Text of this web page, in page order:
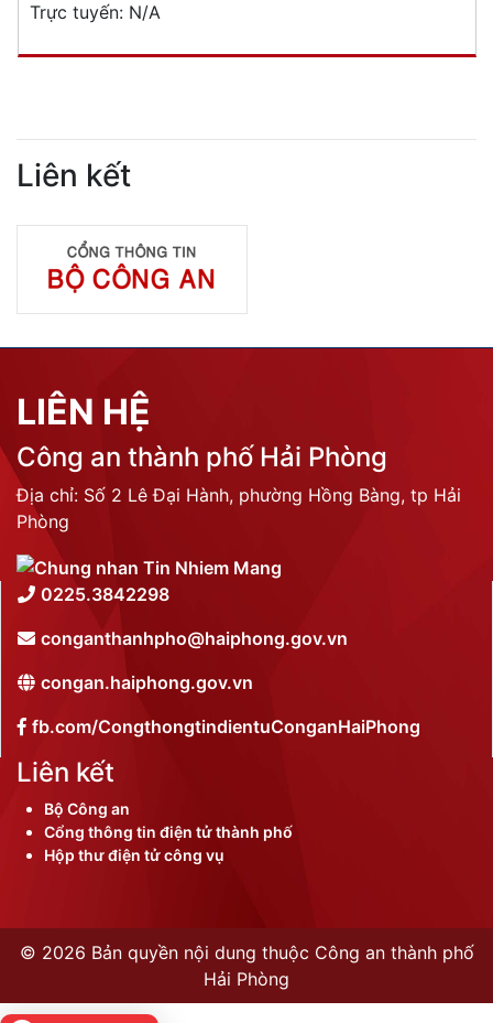
Trực tuyến: N/A
Liên kết
LIÊN HỆ
Công an thành phố Hải Phòng
Địa chỉ: Số 2 Lê Đại Hành, phường Hồng Bàng, tp Hải
Phòng
0225.3842298
conganthanhpho@haiphong.gov.vn
congan.haiphong.gov.vn
fb.com/CongthongtindientuConganHaiPhong
Liên kết
Bộ Công an
Cổng thông tin điện tử thành phố
Hộp thư điện tử công vụ
© 2026 Bản quyền nội dung thuộc Công an thành phố
Hải Phòng